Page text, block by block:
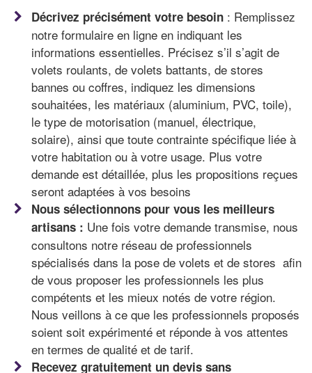
Décrivez précisément votre besoin : Remplissez
notre formulaire en ligne en indiquant les
informations essentielles. Précisez s’il s’agit de
volets roulants, de volets battants, de stores
bannes ou coffres, indiquez les dimensions
souhaitées, les matériaux (aluminium, PVC, toile),
le type de motorisation (manuel, électrique,
solaire), ainsi que toute contrainte spécifique liée à
votre habitation ou à votre usage. Plus votre
demande est détaillée, plus les propositions reçues
seront adaptées à vos besoins
Nous sélectionnons pour vous les meilleurs
artisans : Une fois votre demande transmise, nous
consultons notre réseau de professionnels
spécialisés dans la pose de volets et de stores afin
de vous proposer les professionnels les plus
compétents et les mieux notés de votre région.
Nous veillons à ce que les professionnels proposés
soient soit expérimenté et réponde à vos attentes
en termes de qualité et de tarif.
Recevez gratuitement un devis sans